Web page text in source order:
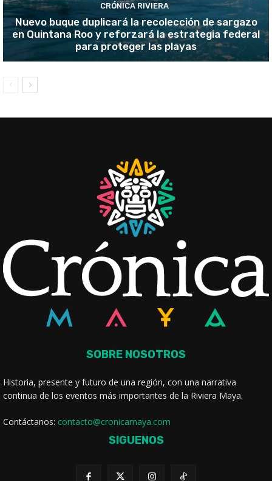
CRÓNICA RIVIERA
Nuevo buque duplicará la recolección de sargazo
en Quintana Roo y reforzará la estrategia federal
para proteger las playas
SOBRE NOSOTROS
Historia, presente y futuro de una región, con una narrativa
continua de los eventos más importantes de la Riviera Maya.
Contáctanos: contacto@cronicamaya.com
SÍGUENOS